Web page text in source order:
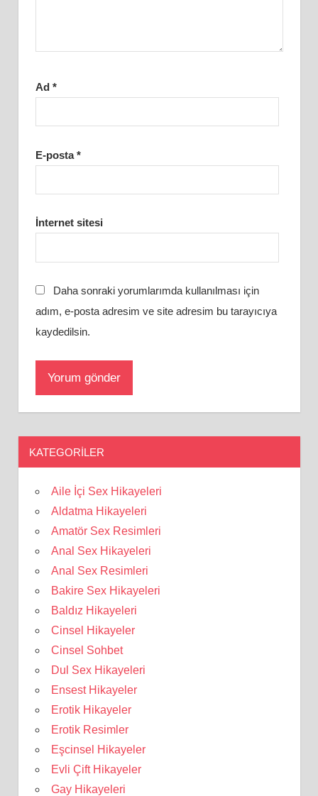
Ad *
E-posta*
İnternet sitesi
Daha sonraki yorumlarımda kullanılması için
adım, e-posta adresim ve site adresim bu tarayıcıya
kaydedilsin.
KATEGORILER
Aile İçi Sex Hikayeleri
Aldatma Hikayeleri
Amatör Sex Resimleri
Anal Sex Hikayeleri
Anal Sex Resimleri
Bakire Sex Hikayeleri
Baldız Hikayeleri
Cinsel Hikayeler
Cinsel Sohbet
Dul Sex Hikayeleri
Ensest Hikayeler
Erotik Hikayeler
Erotik Resimler
Eşcinsel Hikayeler
Evli Çift Hikayeler
Gay Hikayeleri